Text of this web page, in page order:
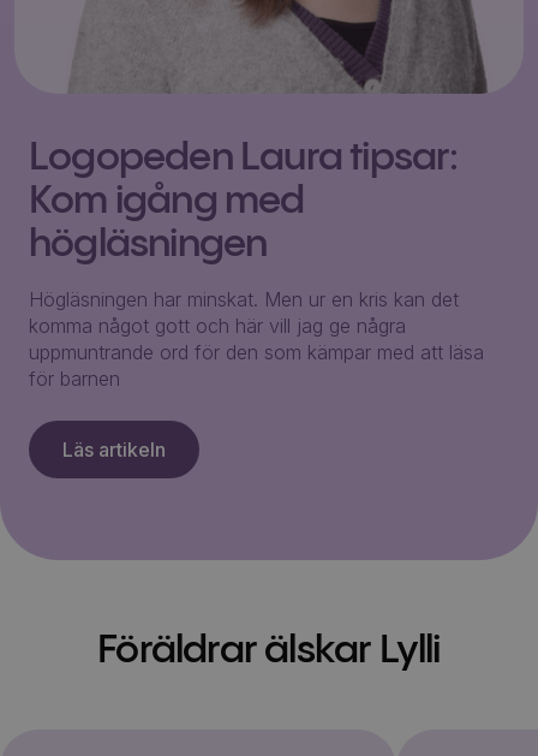
Logopeden Laura tipsar:
Kom igång med
högläsningen
Högläsningen har minskat. Men ur en kris kan det
komma något gott och här vill jag ge några
uppmuntrande ord för den som kämpar med att läsa
för barnen
Läs artikeln
Föräldrar älskar Lylli